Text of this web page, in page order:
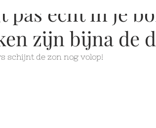
pas echt in je
zijn bijna de
schijnt de zon nog volop!